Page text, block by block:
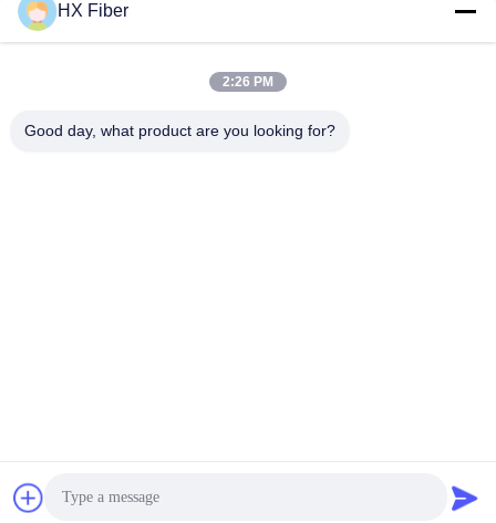
Contacto Rápido
HX Fiber
2:26 PM
Good day, what product are you looking for?